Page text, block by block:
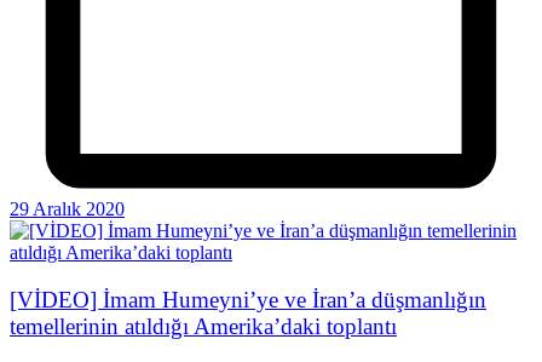
29 Aralık 2020
[VİDEO] İmam Humeyni’ye ve İran’a düşmanlığın
temellerinin atıldığı Amerika’daki toplantı